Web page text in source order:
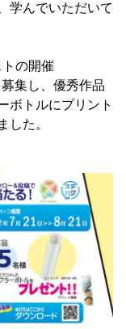
学んでいただいて
の開催
集し、優秀作品
ボトルにプリント
した。